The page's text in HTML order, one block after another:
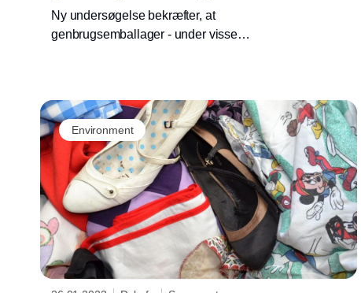
Ny undersøgelse bekræfter, at
genbrugsemballager - under visse
Environment